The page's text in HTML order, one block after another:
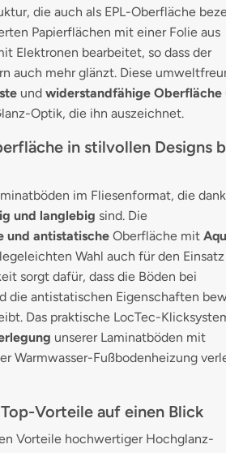
die auch als EPL-Oberfläche
Papierflächen mit einer Folie aus
Elektronen bearbeitet, so dass der
auch mehr glänzt. Diese
und widerstandfähige Oberfläche
Optik, die ihn auszeichnet.
in stilvollen Designs
im Fliesenformat, die
und langlebig sind. Die
und antistatische Oberfläche mit
Wahl auch für den
sorgt dafür, dass die Böden bei
die antistatischen Eigenschaften
Das praktische LocTec-
unserer Laminatböden mit
Warmwasser-Fußbodenheizung
Vorteile auf einen Blick
Vorteile hochwertiger Hochglanz-